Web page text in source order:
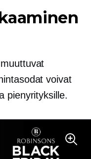
voivat
pienyrityksille.